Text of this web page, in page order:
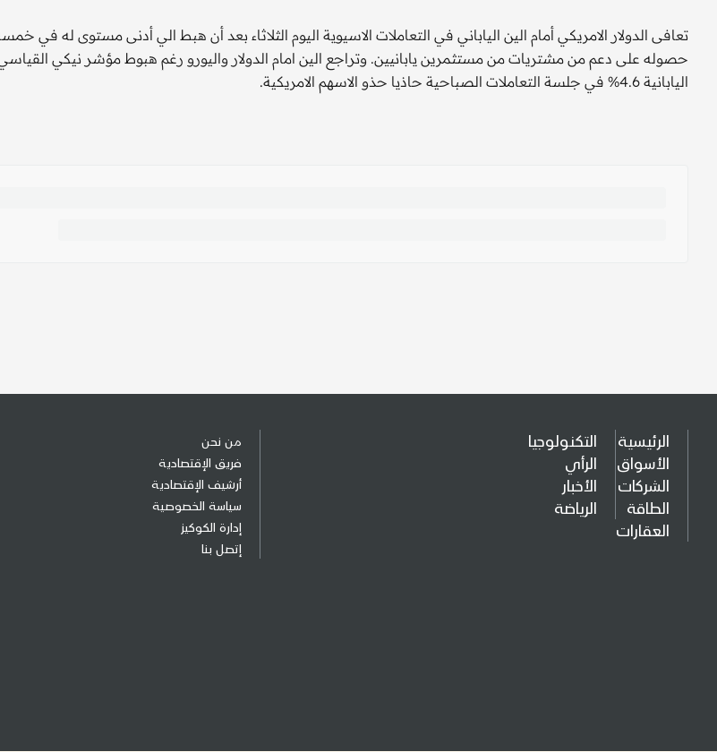
تعافى الدولار الامريكي أمام الين الياباني في التعاملات الاسيوية اليوم الثلاثاء بعد أن هبط الي أدنى مستوى له في
حصوله على دعم من مشتريات من مستثمرين يابانيين. وتراجع الين امام الدولار واليورو رغم هبوط مؤشر نيكي
اليابانية 4.6% في جلسة التعاملات الصباحية حاذيا حذو الاسهم الامريكية.
الرئيسية
الأسواق
الشركات
الطاقة
العقارات
التكنولوجيا
الرأي
الأخبار
الرياضة
من نحن
فريق الإقتصادية
أرشيف الإقتصادية
سياسة الخصوصية
إدارة الكوكيز
إتصل بنا